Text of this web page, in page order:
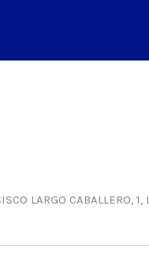
LARGO CABALLERO,